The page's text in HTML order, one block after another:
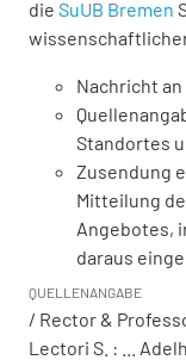
die SuUB Bremen
Nachricht
Standortes
Zusendung
Mitteilung
Angebotes,
daraus
QUELLENANGABE
/ Rector &
Lectori S. : ...